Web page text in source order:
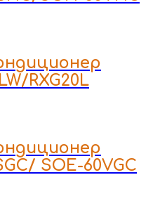
RXG20L
SOE-60VGC